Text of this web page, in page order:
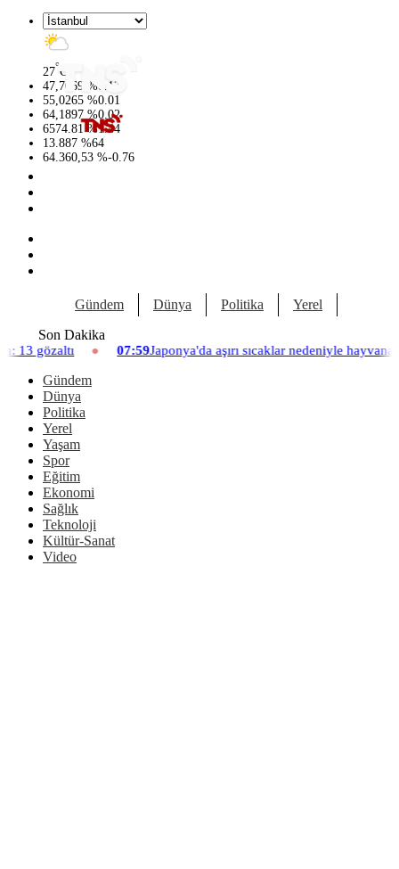
27°C
47,7069 %0.17
55,0265 %0.01
64,1897 %0.02
6574.81 %1.44
13.887 %64
64.360,53 %-0.76
Gündem Dünya Politika Yerel
Son Dakika
07:59Japonya'da aşırı sıcaklar nedeniyle hayvanat bahçesinde üç
Gündem
Dünya
Politika
Yerel
Yaşam
Spor
Eğitim
Ekonomi
Sağlık
Teknoloji
Kültür-Sanat
Video